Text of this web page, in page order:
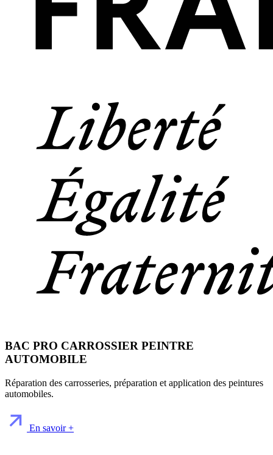
BAC PRO CARROSSIER PEINTRE
AUTOMOBILE
Réparation des carrosseries, préparation et application des peintures
automobiles.
En savoir +